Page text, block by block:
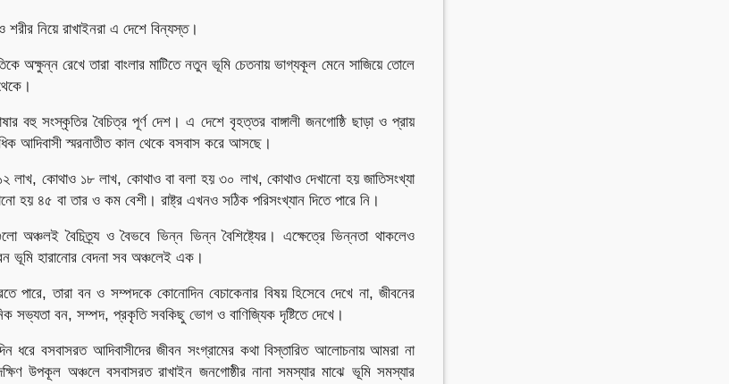
শরীর নিয়ে রাখাইনরা এ দেশে বিন্যস্ত।
অক্ষুন্ন রেখে তারা বাংলার মাটিতে নতুন ভূমি চেতনায় ভাগ্যকূল মেনে সাজিয়ে তোলে
বহু সংস্কৃতির বৈচিত্র পূর্ণ দেশ। এ দেশে বৃহত্তর বাঙ্গালী জনগোষ্ঠি ছাড়া ও প্রায়
আদিবাসী স্মরনাতীত কাল থেকে বসবাস করে আসছে।
লাখ, কোথাও ১৮ লাখ, কোথাও বা বলা হয় ৩০ লাখ, কোথাও দেখানো হয় জাতিসংখ্যা
হয় ৪৫ বা তার ও কম বেশী। রাষ্ট্র এখনও সঠিক পরিসংখ্যান দিতে পারে নি।
অঞ্চলই বৈচিত্র্য ও বৈভবে ভিন্ন ভিন্ন বৈশিষ্ট্যের। এক্ষেত্রে ভিন্নতা থাকলেও
ভূমি হারানোর বেদনা সব অঞ্চলেই এক।
পারে, তারা বন ও সম্পদকে কোনোদিন বেচাকেনার বিষয় হিসেবে দেখে না, জীবনের
সভ্যতা বন, সম্পদ, প্রকৃতি সবকিছু ভোগ ও বাণিজ্যিক দৃষ্টিতে দেখে।
ধরে বসবাসরত আদিবাসীদের জীবন সংগ্রামের কথা বিস্তারিত আলোচনায় আমরা না
উপকূল অঞ্চলে বসবাসরত রাখাইন জনগোষ্ঠীর নানা সমস্যার মাঝে ভূমি সমস্যার